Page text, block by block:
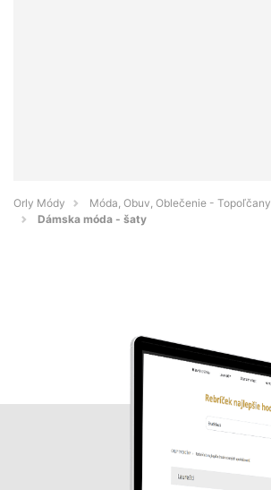
Orly Módy
Móda, Obuv, Oblečenie - Topoľčany
Dámska móda - šaty